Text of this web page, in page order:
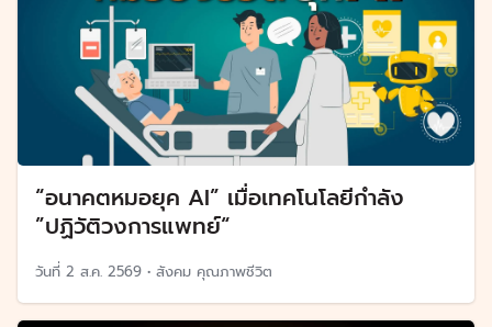
“อนาคตหมอยุค AI” เมื่อเทคโนโลยีกำลัง
”ปฏิวัติวงการแพทย์“
วันที่ 2 ส.ค. 2569 • สังคม คุณภาพชีวิต